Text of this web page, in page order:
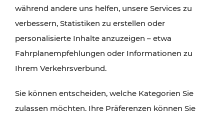
Angeboten des VOR gut und schnell erreichbar.
während andere uns helfen, unsere Services zu
verbessern, Statistiken zu erstellen oder
personalisierte Inhalte anzuzeigen – etwa
Fahrplanempfehlungen oder Informationen zu
Ihrem Verkehrsverbund.
Sie können entscheiden, welche Kategorien Sie
zulassen möchten. Ihre Präferenzen können Sie